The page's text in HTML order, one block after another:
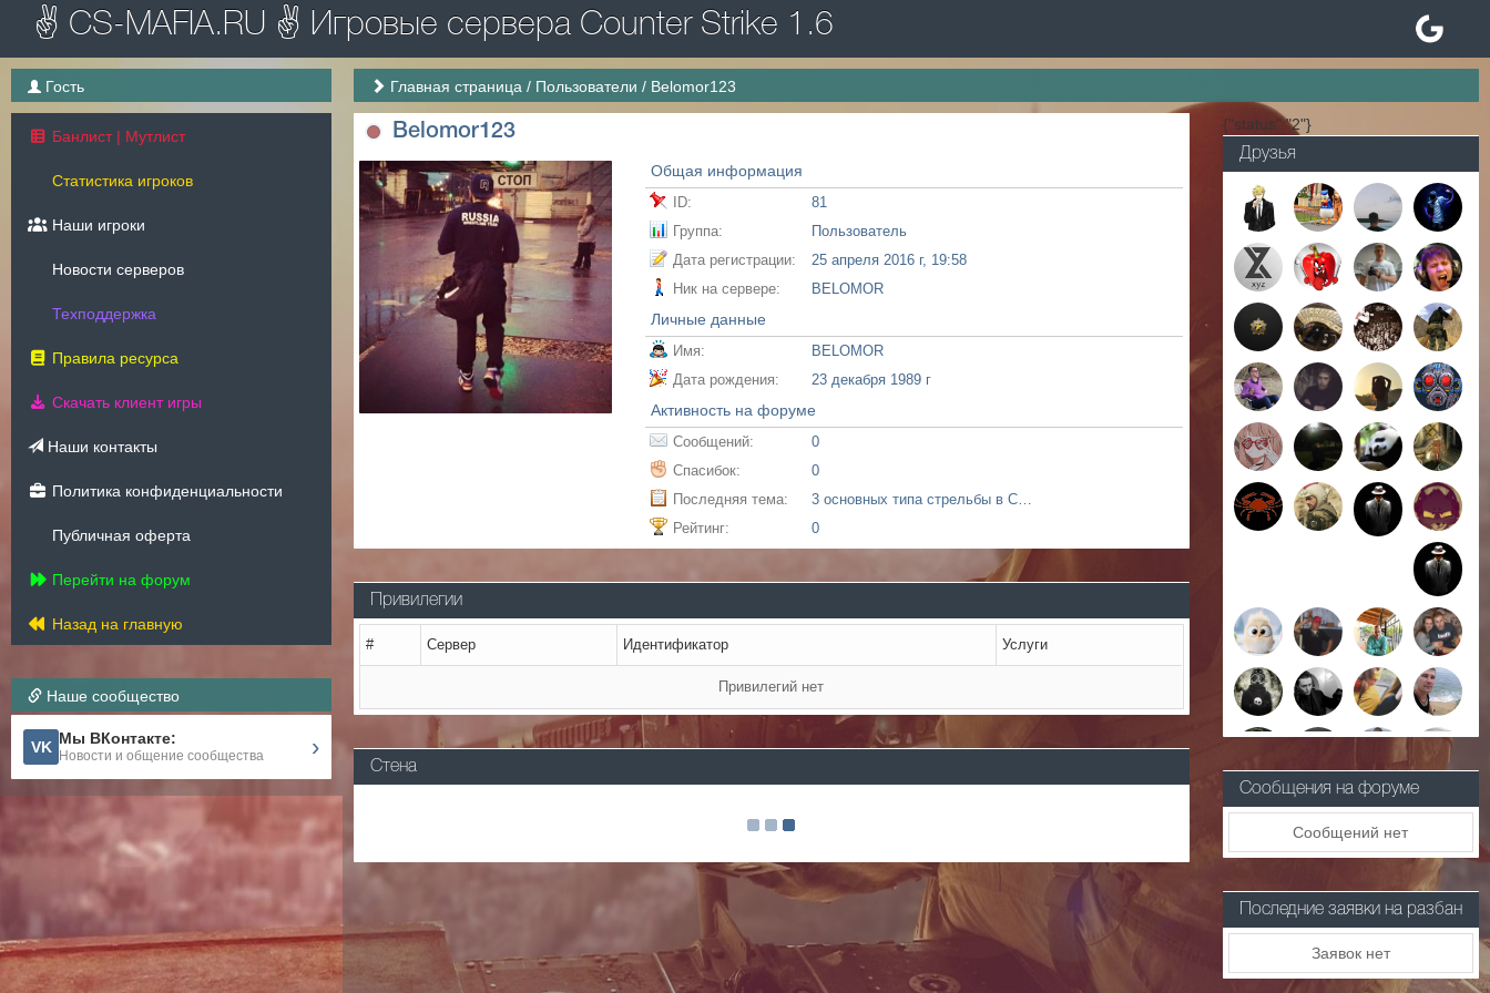
✌ CS-MAFIA.RU ✌ Игровые сервера Counter Strike 1.6
Гость
Банлист | Мутлист
Статистика игроков
Наши игроки
Новости серверов
Техподдержка
Правила ресурса
Скачать клиент игры
Наши контакты
Политика конфиденциальности
Публичная оферта
Перейти на форум
Назад на главную
Наше сообщество
VK Мы ВКонтакте:
Новости и общение сообщества ›
Главная страница / Пользователи / Belomor123
Belomor123
Общая информация
ID:
81
Группа:
Пользователь
Дата регистрации:
25 апреля 2016 г, 19:58
Ник на сервере:
BELOMOR
Личные данные
Имя:
BELOMOR
Дата рождения:
23 декабря 1989 г
Активность на форуме
Сообщений:
0
Спасибок:
0
Последняя тема:
3 основных типа стрельбы в Counter Strike 1.6
Рейтинг:
0
Привилегии
# Сервер Идентификатор Услуги
Привилегий нет
Стена
{"status":"2"}
Друзья
Сообщения на форуме
Сообщений нет
Последние заявки на разбан
Заявок нет